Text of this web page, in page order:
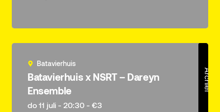
Archief
Batavierhuis
Batavierhuis x NSRT – Dareyn
Ensemble
do 11 juli - 20:30 - €3